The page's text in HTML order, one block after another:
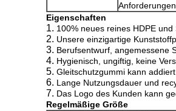
Eigenschaften
1. 100% neues reines HDPE und
2. Unsere einzigartige
3. Berufsentwurf, angemessene
4. Hygienisch, ungiftig, keine
5. Gleitschutzgummi kann
6. Lange Nutzungsdauer und
7. Das Logo des Kunden kann
Regelmäßige Größe